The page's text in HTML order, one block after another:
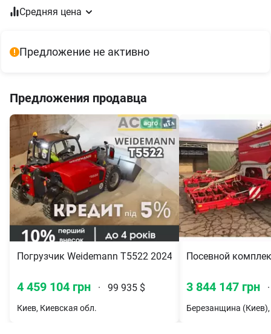
Средняя цена
Предложение не активно
Предложения продавца
Погрузчик Weidemann T5522 2024
4 459 104 грн · 99 935 $
Киев, Киевская обл.
Посевной
3 844 147 грн ·